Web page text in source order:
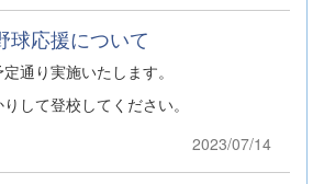
球応援について
通り実施いたします。
して登校してください。
2023/07/14